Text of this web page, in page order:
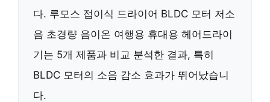
다. 루모스 접이식 드라이어 BLDC 모터 저소
음 초경량 음이온 여행용 휴대용 헤어드라이
기는 5개 제품과 비교 분석한 결과, 특히
BLDC 모터의 소음 감소 효과가 뛰어났습니
다.